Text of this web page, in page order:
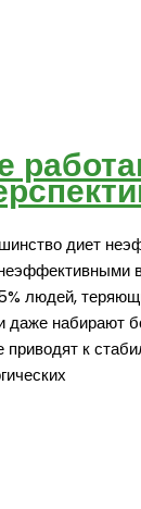
диет
людей,
даже набирают
приводят к